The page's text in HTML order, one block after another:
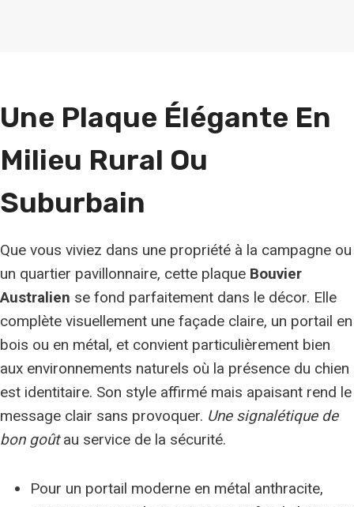
Une Plaque Élégante En
Milieu Rural Ou
Suburbain
Que vous viviez dans une propriété à la campagne ou
un quartier pavillonnaire, cette plaque Bouvier
Australien se fond parfaitement dans le décor. Elle
complète visuellement une façade claire, un portail en
bois ou en métal, et convient particulièrement bien
aux environnements naturels où la présence du chien
est identitaire. Son style affirmé mais apaisant rend le
message clair sans provoquer. Une signalétique de
bon goûtau service de la sécurité.
Pour un portail moderne en métal anthracite,